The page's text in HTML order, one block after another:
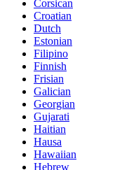
Corsican
Croatian
Dutch
Estonian
Filipino
Finnish
Frisian
Galician
Georgian
Gujarati
Haitian
Hausa
Hawaiian
Hebrew